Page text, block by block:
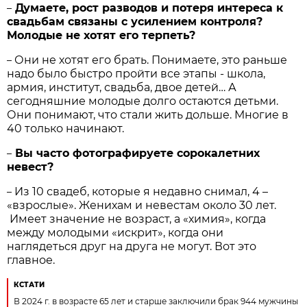
– Думаете, рост разводов и потеря интереса к
свадьбам связаны с усилением контроля?
Молодые не хотят его терпеть?
– Они не хотят его брать. Понимаете, это раньше
надо было быстро пройти все этапы - школа,
армия, институт, свадьба, двое детей… А
сегодняшние молодые долго остаются детьми.
Они понимают, что стали жить дольше. Многие в
40 только начинают.
– Вы часто фотографируете сорокалетних
невест?
– Из 10 свадеб, которые я недавно снимал, 4 –
«взрослые». Женихам и невестам около 30 лет.
Имеет значение не возраст, а «химия», когда
между молодыми «искрит», когда они
наглядеться друг на друга не могут. Вот это
главное.
КСТАТИ
В 2024 г. в возрасте 65 лет и старше заключили брак 944 мужчины